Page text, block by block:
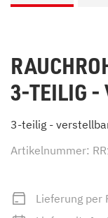
3-TEILIG -
3-teilig -
Artikelnummer:
Lieferung per